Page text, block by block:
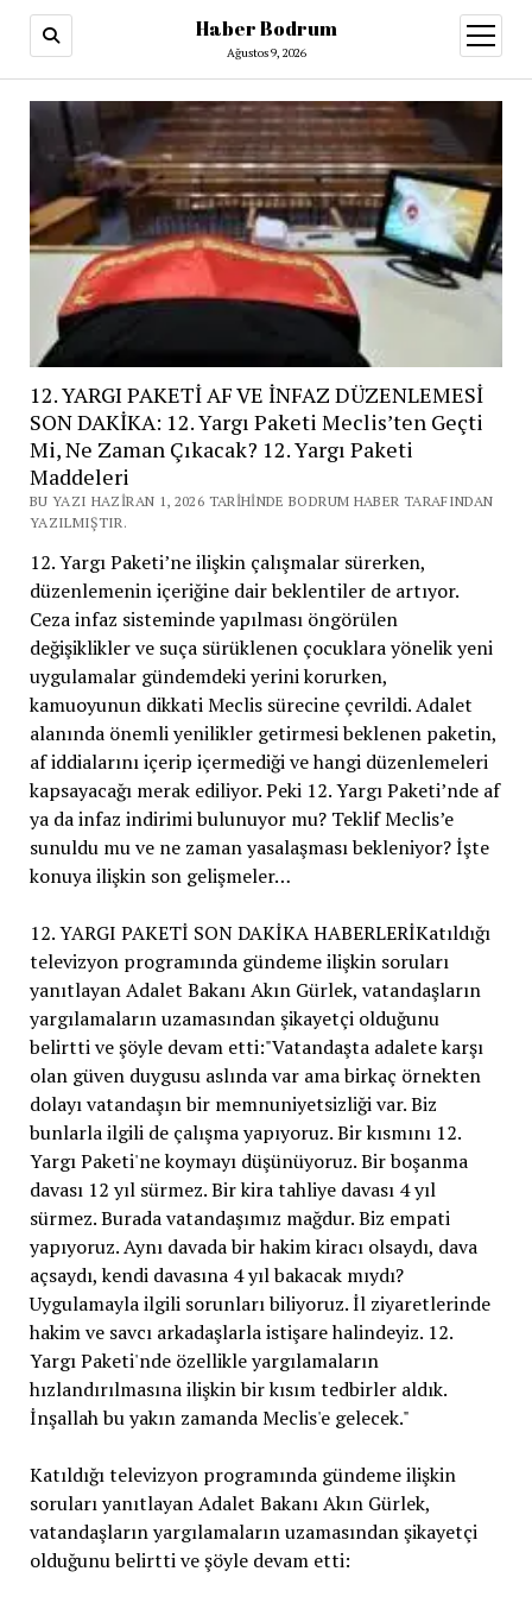
Haber Bodrum
Ağustos 9, 2026
aç
12. YARGI PAKETİ AF VE İNFAZ DÜZENLEMESİ
SON DAKİKA: 12. Yargı Paketi Meclis’ten Geçti
Mi, Ne Zaman Çıkacak? 12. Yargı Paketi
Maddeleri
BU YAZI HAZIRAN 1, 2026 TARIHINDE BODRUM HABER TARAFINDAN
YAZILMIŞTIR.
12. Yargı Paketi’ne ilişkin çalışmalar sürerken,
düzenlemenin içeriğine dair beklentiler de artıyor.
Ceza infaz sisteminde yapılması öngörülen
değişiklikler ve suça sürüklenen çocuklara yönelik yeni
uygulamalar gündemdeki yerini korurken,
kamuoyunun dikkati Meclis sürecine çevrildi. Adalet
alanında önemli yenilikler getirmesi beklenen paketin,
af iddialarını içerip içermediği ve hangi düzenlemeleri
kapsayacağı merak ediliyor. Peki 12. Yargı Paketi’nde af
ya da infaz indirimi bulunuyor mu? Teklif Meclis’e
sunuldu mu ve ne zaman yasalaşması bekleniyor? İşte
konuya ilişkin son gelişmeler…
12. YARGI PAKETİ SON DAKİKA HABERLERİKatıldığı
televizyon programında gündeme ilişkin soruları
yanıtlayan Adalet Bakanı Akın Gürlek, vatandaşların
yargılamaların uzamasından şikayetçi olduğunu
belirtti ve şöyle devam etti:"Vatandaşta adalete karşı
olan güven duygusu aslında var ama birkaç örnekten
dolayı vatandaşın bir memnuniyetsizliği var. Biz
bunlarla ilgili de çalışma yapıyoruz. Bir kısmını 12.
Yargı Paketi'ne koymayı düşünüyoruz. Bir boşanma
davası 12 yıl sürmez. Bir kira tahliye davası 4 yıl
sürmez. Burada vatandaşımız mağdur. Biz empati
yapıyoruz. Aynı davada bir hakim kiracı olsaydı, dava
açsaydı, kendi davasına 4 yıl bakacak mıydı?
Uygulamayla ilgili sorunları biliyoruz. İl ziyaretlerinde
hakim ve savcı arkadaşlarla istişare halindeyiz. 12.
Yargı Paketi'nde özellikle yargılamaların
hızlandırılmasına ilişkin bir kısım tedbirler aldık.
İnşallah bu yakın zamanda Meclis'e gelecek."
Katıldığı televizyon programında gündeme ilişkin
soruları yanıtlayan Adalet Bakanı Akın Gürlek,
vatandaşların yargılamaların uzamasından şikayetçi
olduğunu belirtti ve şöyle devam etti: